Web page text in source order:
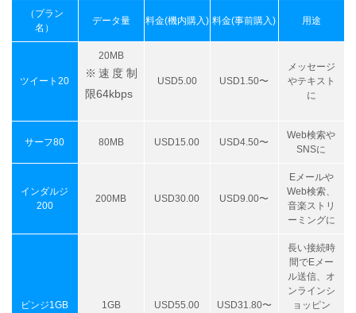
（プラン
名）
データ量 料金(機内購入) 料金(事前購入) 用途
ツイート20
20MB
※速度制
限64kbps
USD5.00 USD1.50〜
メッセージ
やテキスト
に
サーフ80 80MB USD15.00 USD4.50〜
Web検索や
SNSに
インダルジ
200
200MB USD30.00 USD9.00〜
Eメールや
Web検索、
音楽ストリ
ーミングに
ビンジ1GB 1GB USD55.00 USD31.80〜
長い接続時
間でEメー
ル送信、オ
ンラインシ
ョッピン